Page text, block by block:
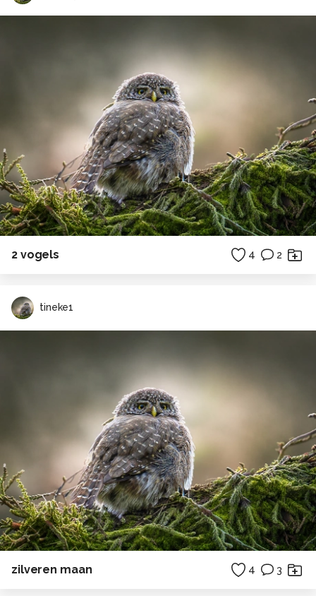
2 vogels 4 2
tineke1
zilveren maan 4 3